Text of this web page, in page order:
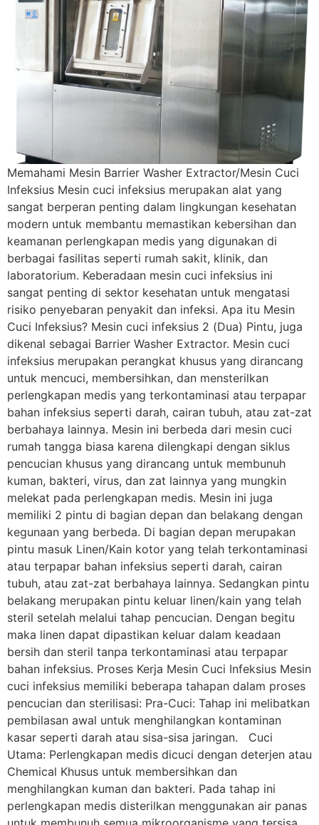
Memahami Mesin Barrier Washer Extractor/Mesin Cuci
Infeksius Mesin cuci infeksius merupakan alat yang
sangat berperan penting dalam lingkungan kesehatan
modern untuk membantu memastikan kebersihan dan
keamanan perlengkapan medis yang digunakan di
berbagai fasilitas seperti rumah sakit, klinik, dan
laboratorium. Keberadaan mesin cuci infeksius ini
sangat penting di sektor kesehatan untuk mengatasi
risiko penyebaran penyakit dan infeksi. Apa itu Mesin
Cuci Infeksius? Mesin cuci infeksius 2 (Dua) Pintu, juga
dikenal sebagai Barrier Washer Extractor. Mesin cuci
infeksius merupakan perangkat khusus yang dirancang
untuk mencuci, membersihkan, dan mensterilkan
perlengkapan medis yang terkontaminasi atau terpapar
bahan infeksius seperti darah, cairan tubuh, atau zat-zat
berbahaya lainnya. Mesin ini berbeda dari mesin cuci
rumah tangga biasa karena dilengkapi dengan siklus
pencucian khusus yang dirancang untuk membunuh
kuman, bakteri, virus, dan zat lainnya yang mungkin
melekat pada perlengkapan medis. Mesin ini juga
memiliki 2 pintu di bagian depan dan belakang dengan
kegunaan yang berbeda. Di bagian depan merupakan
pintu masuk Linen/Kain kotor yang telah terkontaminasi
atau terpapar bahan infeksius seperti darah, cairan
tubuh, atau zat-zat berbahaya lainnya. Sedangkan pintu
belakang merupakan pintu keluar linen/kain yang telah
steril setelah melalui tahap pencucian. Dengan begitu
maka linen dapat dipastikan keluar dalam keadaan
bersih dan steril tanpa terkontaminasi atau terpapar
bahan infeksius. Proses Kerja Mesin Cuci Infeksius Mesin
cuci infeksius memiliki beberapa tahapan dalam proses
pencucian dan sterilisasi: Pra-Cuci: Tahap ini melibatkan
pembilasan awal untuk menghilangkan kontaminan
kasar seperti darah atau sisa-sisa jaringan. Cuci
Utama: Perlengkapan medis dicuci dengan deterjen atau
Chemical Khusus untuk membersihkan dan
menghilangkan kuman dan bakteri. Pada tahap ini
perlengkapan medis disterilkan menggunakan air panas